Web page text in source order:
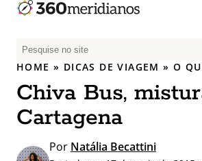
P
e
q
u
HOME » DICAS DE VIAGEM »O
Chiva Bus,
Cartagena
Por Natália Becattini